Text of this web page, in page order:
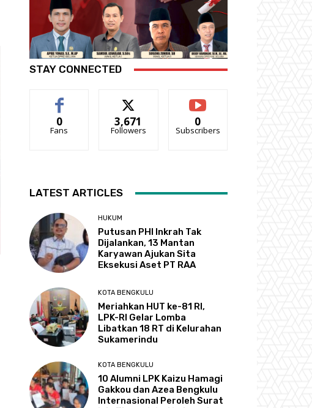
STAY CONNECTED
0
Fans
3,671
Followers
0
Subscribers
LATEST ARTICLES
HUKUM
Putusan PHI Inkrah Tak
Dijalankan, 13 Mantan
Karyawan Ajukan Sita
Eksekusi Aset PT RAA
KOTA BENGKULU
Meriahkan HUT ke-81 RI,
LPK-RI Gelar Lomba
Libatkan 18 RT di Kelurahan
Sukamerindu
KOTA BENGKULU
‎10 Alumni LPK Kaizu Hamagi
Gakkou dan Azea Bengkulu
Internasional Peroleh Surat